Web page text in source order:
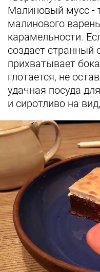
Малиновый мусс -
малинового
карамельности.
создает странный
прихватывает
глотается, не
удачная посуда
и сиротливо на